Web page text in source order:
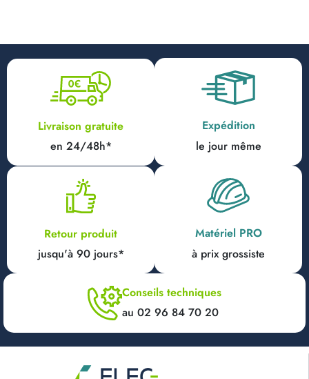
Livraison gratuite
en 24/48h*
Expédition
le jour même
Retour produit
jusqu'à 90 jours*
Matériel PRO
à prix grossiste
Conseils techniques
au 02 96 84 70 20